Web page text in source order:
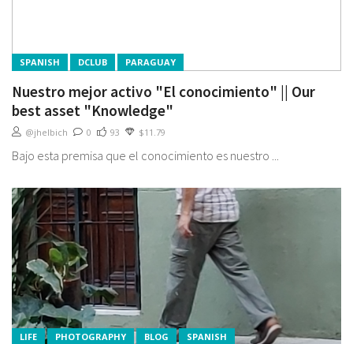
SPANISH DCLUB PARAGUAY
Nuestro mejor activo "El conocimiento" || Our
best asset "Knowledge"
@jhelbich 0 93 $11.79
Bajo esta premisa que el conocimiento es nuestro ...
LIFE PHOTOGRAPHY BLOG SPANISH